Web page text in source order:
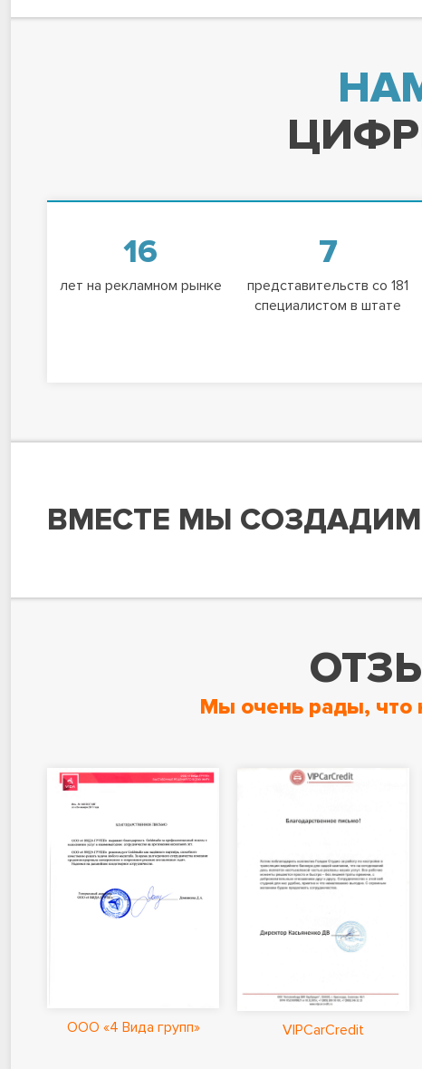
16
лет на рекламном рынке
7
представительств со 181
специалистом в штате
ВМЕСТЕ МЫ
Мы очень рады, что
ООО «4 Вида групп» VIPCarCredit